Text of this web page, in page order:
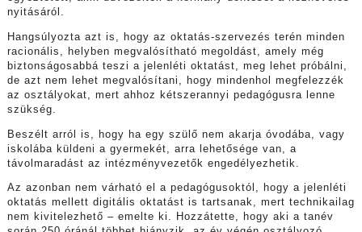
nyitásáról.
Hangsúlyozta azt is, hogy az oktatás-szervezés terén minden
racionális, helyben megvalósítható megoldást, amely még
biztonságosabbá teszi a jelenléti oktatást, meg lehet próbálni,
de azt nem lehet megvalósítani, hogy mindenhol megfelezzék
az osztályokat, mert ahhoz kétszerannyi pedagógusra lenne
szükség.
Beszélt arról is, hogy ha egy szülő nem akarja óvodába, vagy
iskolába küldeni a gyermekét, arra lehetősége van, a
távolmaradást az intézményvezetők engedélyezhetik.
Az azonban nem várható el a pedagógusoktól, hogy a jelenléti
oktatás mellett digitális oktatást is tartsanak, mert technikailag
nem kivitelezhető – emelte ki. Hozzátette, hogy aki a tanév